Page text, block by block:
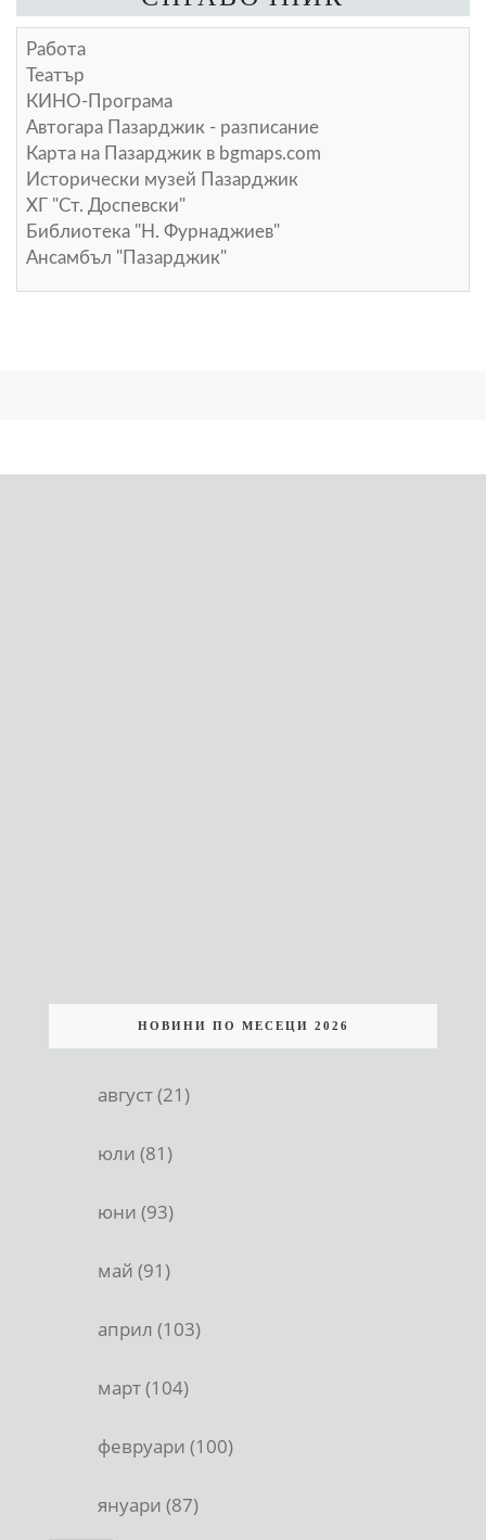
Работа
Театър
КИНО-Програма
Автогара Пазарджик - разписание
Карта на Пазарджик в bgmaps.com
Исторически музей Пазарджик
ХГ "Ст. Доспевски"
Библиотека "Н. Фурнаджиев"
Ансамбъл "Пазарджик"
НОВИНИ ПО МЕСЕЦИ 2026
август (21)
юли (81)
юни (93)
май (91)
април (103)
март (104)
февруари (100)
януари (87)